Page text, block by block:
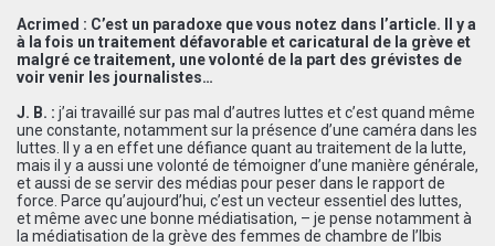
Acrimed : C’est un paradoxe que vous notez dans l’article. Il y a
à la fois un traitement défavorable et caricatural de la grève et
malgré ce traitement, une volonté de la part des grévistes de
voir venir les journalistes…
J. B. : j’ai travaillé sur pas mal d’autres luttes et c’est quand même
une constante, notamment sur la présence d’une caméra dans les
luttes. Il y a en effet une défiance quant au traitement de la lutte,
mais il y a aussi une volonté de témoigner d’une manière générale,
et aussi de se servir des médias pour peser dans le rapport de
force. Parce qu’aujourd’hui, c’est un vecteur essentiel des luttes,
et même avec une bonne médiatisation, – je pense notamment à
la médiatisation de la grève des femmes de chambre de l’Ibis